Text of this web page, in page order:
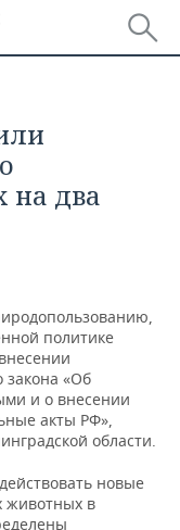
на два
политике
закона «Об
и о внесении
акты РФ»,
области.
новые
животных в